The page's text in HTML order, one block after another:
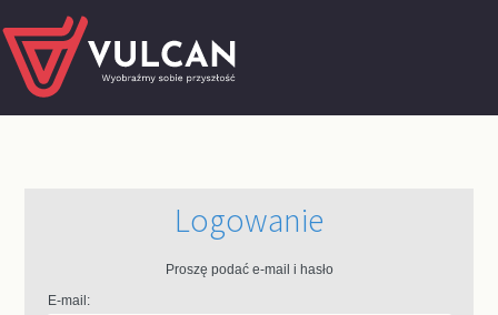
Logowanie
Proszę podać e-mail i hasło
E-mail: